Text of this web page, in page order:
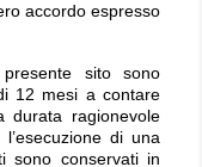
accordo espresso
sito sono
12 mesi a contare
durata ragionevole
di una
sono conservati in